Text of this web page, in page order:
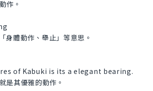
作。
身體動作、舉止」等意思。
of Kabuki is its a elegant bearing.
是其優雅的動作。